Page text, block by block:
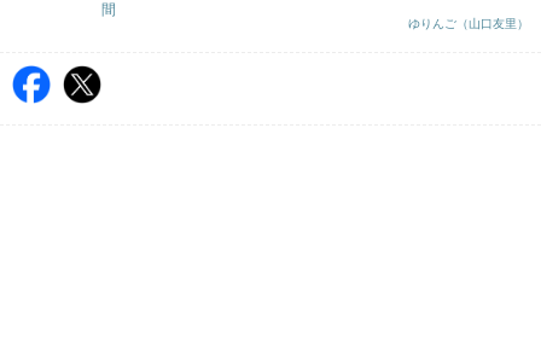
ゆりんご（山口友里）
間